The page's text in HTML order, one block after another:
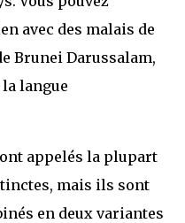
avec des malais de
Brunei Darussalam,
langue
appelés la plupart
mais ils sont
en deux variantes